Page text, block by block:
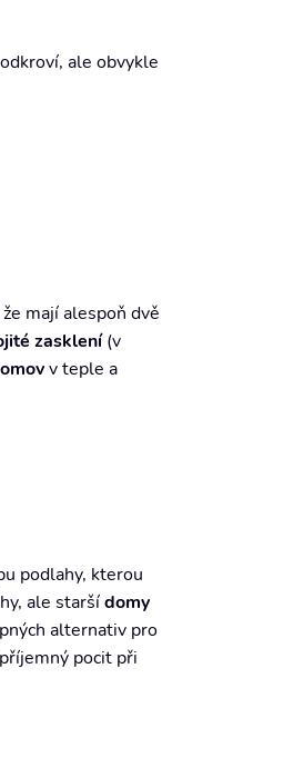
ale obvykle
mají alespoň dvě
zasklení(v
v teple a
podlahy, kterou
ale staršídomy
alternativ pro
pocit při